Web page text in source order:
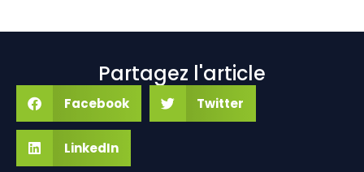
Partagez l'article
Facebook Twitter
LinkedIn